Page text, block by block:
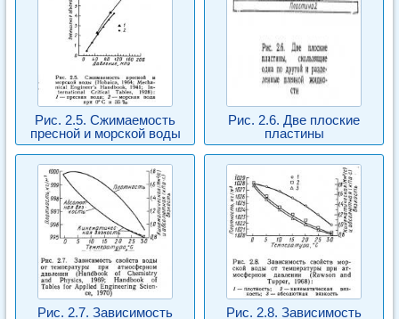
Рис. 2.5. Сжимаемость
пресной и морской воды
Рис. 2.6. Две плоские
пластины
Рис. 2.7. Зависимость
Рис. 2.8. Зависимость